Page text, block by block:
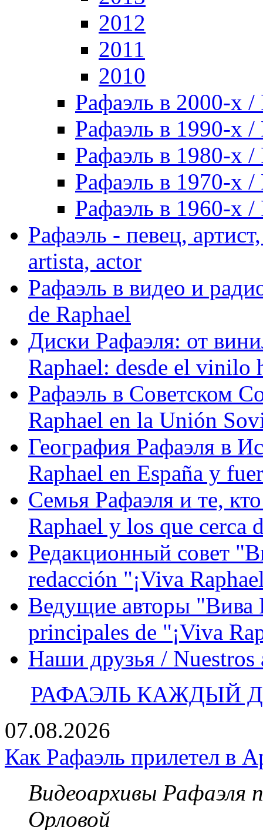
2012
2011
2010
Рафаэль в 2000-х /
Рафаэль в 1990-х /
Рафаэль в 1980-х /
Рафаэль в 1970-х /
Рафаэль в 1960-х /
Рафаэль - певец,
artista, actor
Рафаэль в видео и
de Raphael
Диски Рафаэля: от
Raphael: desde el vinilo
Рафаэль в Советском
Raphael en la Unión
География Рафаэля в
Raphael en España y
Семья Рафаэля и те,
Raphael y los que cerca
Редакционный совет
redacción "¡Viva
Ведущие авторы "Вива
principales de "¡Viva
Наши друзья / Nuestros
РАФАЭЛЬ КАЖДЫЙ
07.08.2026
Как Рафаэль прилетел в
Видеоархивы Рафаэля
Орловой